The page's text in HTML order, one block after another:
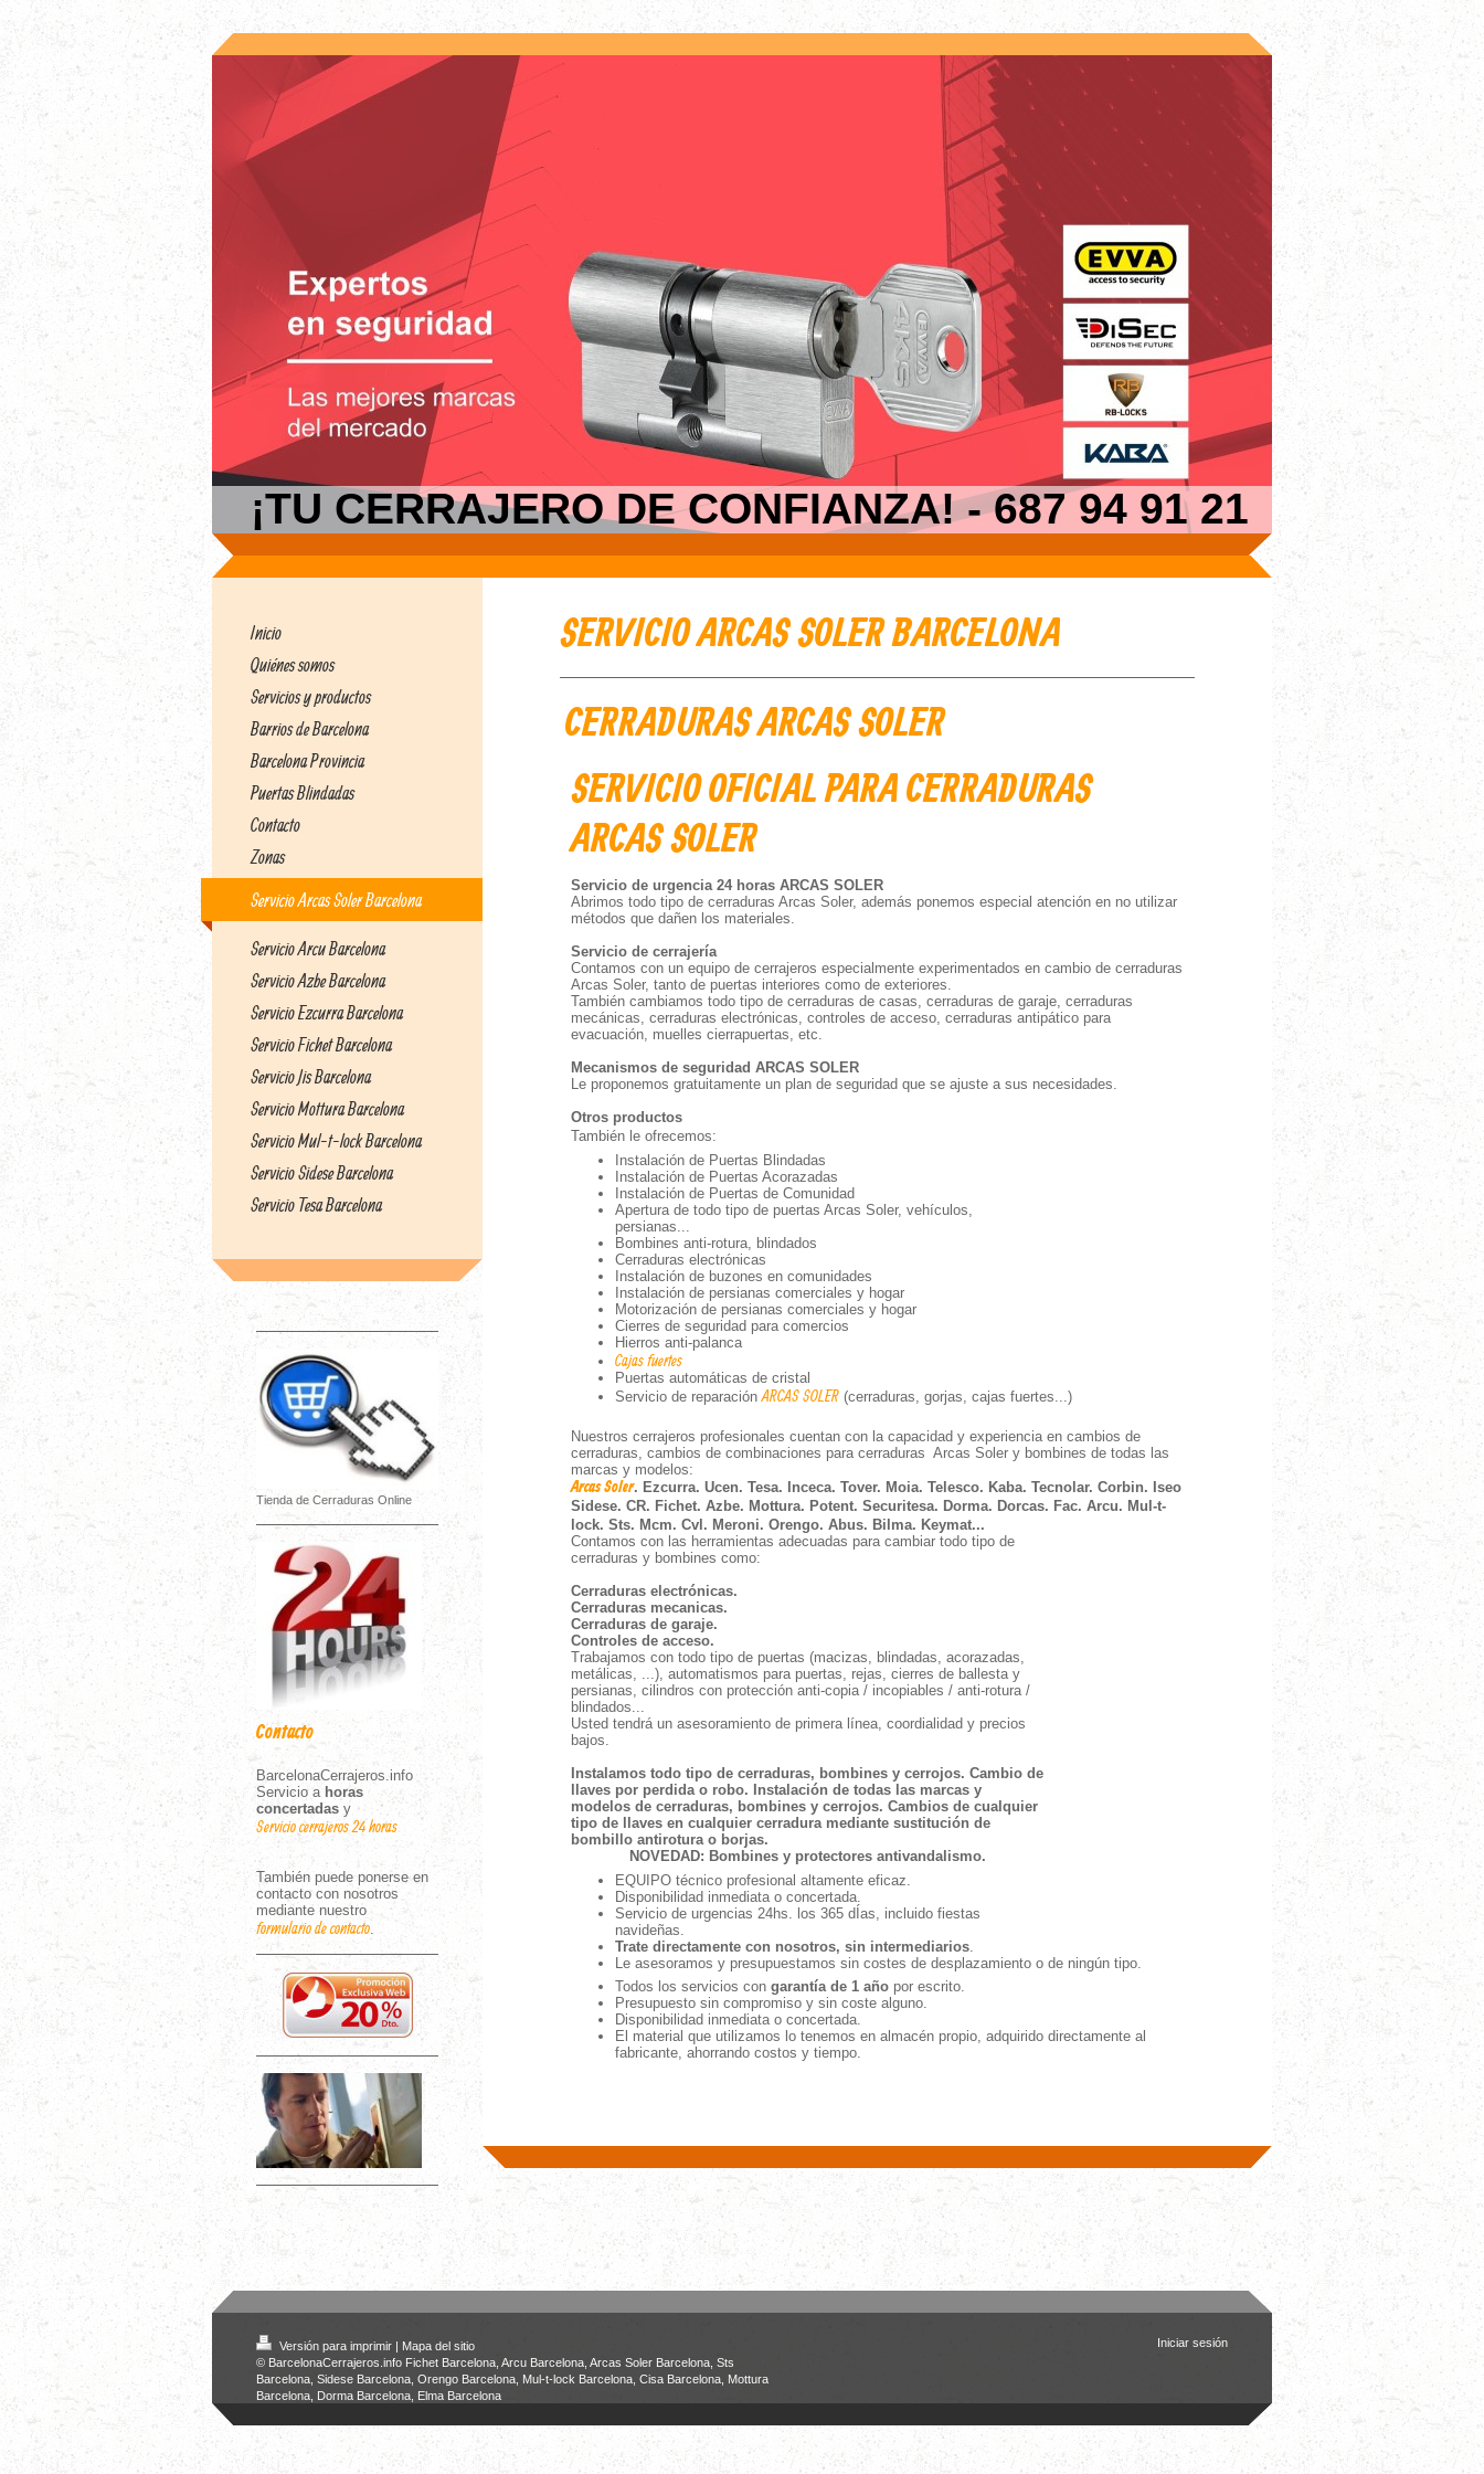
¡TU CERRAJERO DE CONFIANZA! - 687 94 91 21
Inicio
Quiénes somos
Servicios y productos
Barrios de Barcelona
Barcelona Provincia
Puertas Blindadas
Contacto
Zonas
Servicio Arcas Soler Barcelona
Servicio Arcu Barcelona
Servicio Azbe Barcelona
Servicio Ezcurra Barcelona
Servicio Fichet Barcelona
Servicio Jis Barcelona
Servicio Mottura Barcelona
Servicio Mul-t-lock Barcelona
Servicio Sidese Barcelona
Servicio Tesa Barcelona
Tienda de Cerraduras Online
Contacto
BarcelonaCerrajeros.info
Servicio a horas
concertadas y
Servicio cerrajeros 24 horas
También puede ponerse en
contacto con nosotros
mediante nuestro
formulario de contacto.
SERVICIO ARCAS SOLER BARCELONA
CERRADURAS ARCAS SOLER
SERVICIO OFICIAL PARA CERRADURAS
ARCAS SOLER
Servicio de urgencia 24 horas ARCAS SOLER
Abrimos todo tipo de cerraduras Arcas Soler, además ponemos especial atención en no utilizar
métodos que dañen los materiales.
Servicio de cerrajería
Contamos con un equipo de cerrajeros especialmente experimentados en cambio de cerraduras
Arcas Soler, tanto de puertas interiores como de exteriores.
También cambiamos todo tipo de cerraduras de casas, cerraduras de garaje, cerraduras
mecánicas, cerraduras electrónicas, controles de acceso, cerraduras antipático para
evacuación, muelles cierrapuertas, etc.
Mecanismos de seguridad ARCAS SOLER
Le proponemos gratuitamente un plan de seguridad que se ajuste a sus necesidades.
Otros productos
También le ofrecemos:
Instalación de Puertas Blindadas
Instalación de Puertas Acorazadas
Instalación de Puertas de Comunidad
Apertura de todo tipo de puertas Arcas Soler, vehículos,
persianas...
Bombines anti-rotura, blindados
Cerraduras electrónicas
Instalación de buzones en comunidades
Instalación de persianas comerciales y hogar
Motorización de persianas comerciales y hogar
Cierres de seguridad para comercios
Hierros anti-palanca
Cajas fuertes
Puertas automáticas de cristal
Servicio de reparaciónARCAS SOLER (cerraduras, gorjas, cajas fuertes...)
Nuestros cerrajeros profesionales cuentan con la capacidad y experiencia en cambios de
cerraduras, cambios de combinaciones para cerraduras Arcas Soler y bombines de todas las
marcas y modelos:
Arcas Soler. Ezcurra. Ucen. Tesa. Inceca. Tover. Moia. Telesco. Kaba. Tecnolar. Corbin. Iseo
Sidese. CR. Fichet. Azbe. Mottura. Potent. Securitesa. Dorma. Dorcas. Fac. Arcu. Mul-t-
lock. Sts. Mcm. Cvl. Meroni. Orengo. Abus. Bilma. Keymat...
Contamos con las herramientas adecuadas para cambiar todo tipo de
cerraduras y bombines como:
Cerraduras electrónicas.
Cerraduras mecanicas.
Cerraduras de garaje.
Controles de acceso.
Trabajamos con todo tipo de puertas (macizas, blindadas, acorazadas,
metálicas, ...), automatismos para puertas, rejas, cierres de ballesta y
persianas, cilindros con protección anti-copia / incopiables / anti-rotura /
blindados...
Usted tendrá un asesoramiento de primera línea, coordialidad y precios
bajos.
Instalamos todo tipo de cerraduras, bombines y cerrojos. Cambio de
llaves por perdida o robo. Instalación de todas las marcas y
modelos de cerraduras, bombines y cerrojos. Cambios de cualquier
tipo de llaves en cualquier cerradura mediante sustitución de
bombillo antirotura o borjas.
NOVEDAD: Bombines y protectores antivandalismo.
EQUIPO técnico profesional altamente eficaz.
Disponibilidad inmediata o concertada.
Servicio de urgencias 24hs. los 365 dÍas, incluido fiestas
navideñas.
Trate directamente con nosotros, sin intermediarios
Le asesoramos y presupuestamos sin costes de desplazamiento o de ningún tipo.
Todos los servicios con garantía de 1 año por escrito.
Presupuesto sin compromiso y sin coste alguno.
Disponibilidad inmediata o concertada.
El material que utilizamos lo tenemos en almacén propio, adquirido directamente al
fabricante, ahorrando costos y tiempo.
Versión para imprimir
Mapa del sitio
© BarcelonaCerrajeros.info Fichet Barcelona, Arcu Barcelona, Arcas Soler Barcelona, Sts
Barcelona, Sidese Barcelona, Orengo Barcelona, Mul-t-lock Barcelona, Cisa Barcelona, Mottura
Barcelona, Dorma Barcelona, Elma Barcelona
Iniciar sesión